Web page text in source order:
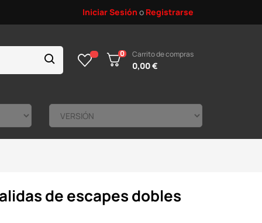
Iniciar Sesión o Registrarse
0 Carrito de compras
0,00 €
de escapes dobles